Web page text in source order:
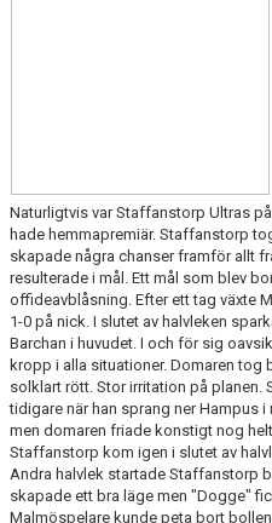
Naturligtvis var Staffanstorp Ultras
hade hemmapremiär. Staffanstorp
skapade några chanser framför allt
resulterade i mål. Ett mål som blev
offideavblåsning. Efter ett tag växte
1-0 på nick. I slutet av halvleken
Barchan i huvudet. I och för sig
kropp i alla situationer. Domaren tog
solklart rött. Stor irritation på planen.
tidigare när han sprang ner Hampus
men domaren friade konstigt nog
Staffanstorp kom igen i slutet av
Andra halvlek startade Staffanstorp
skapade ett bra läge men "Dogge"
Malmöspelare kunde peta bort